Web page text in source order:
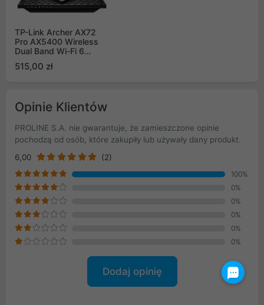
TP-Link Archer AX72
Pro AX5400 Wireless
Dual Band Wi-Fi 6
515,00 zł
Opinie Klientów
PROLINE S.A. nie gwarantuje, że zamieszczone opinie
pochodzą od osób, które zakupiły lub używały dany produkt.
6,00
(2)
100%
0%
0%
0%
0%
0%
Dodaj opinię